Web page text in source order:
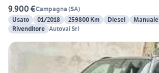
9.900 €Campagna (SA)
Usato
01/2018 259800 Km Diesel Manuale
Rivenditore Autovai Srl